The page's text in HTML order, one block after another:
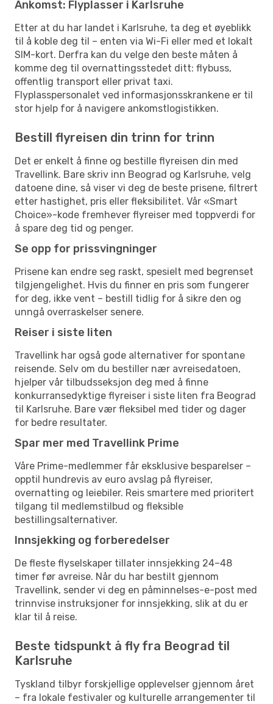
Ankomst: Flyplasser i Karlsruhe
Etter at du har landet i Karlsruhe, ta deg et øyeblikk
til å koble deg til – enten via Wi-Fi eller med et lokalt
SIM-kort. Derfra kan du velge den beste måten å
komme deg til overnattingsstedet ditt: flybuss,
offentlig transport eller privat taxi.
Flyplasspersonalet ved informasjonsskrankene er til
stor hjelp for å navigere ankomstlogistikken.
Bestill flyreisen din trinn for trinn
Det er enkelt å finne og bestille flyreisen din med
Travellink. Bare skriv inn Beograd og Karlsruhe, velg
datoene dine, så viser vi deg de beste prisene, filtrert
etter hastighet, pris eller fleksibilitet. Vår «Smart
Choice»-kode fremhever flyreiser med toppverdi for
å spare deg tid og penger.
Se opp for prissvingninger
Prisene kan endre seg raskt, spesielt med begrenset
tilgjengelighet. Hvis du finner en pris som fungerer
for deg, ikke vent – bestill tidlig for å sikre den og
unngå overraskelser senere.
Reiser i siste liten
Travellink har også gode alternativer for spontane
reisende. Selv om du bestiller nær avreisedatoen,
hjelper vår tilbudsseksjon deg med å finne
konkurransedyktige flyreiser i siste liten fra Beograd
til Karlsruhe. Bare vær fleksibel med tider og dager
for bedre resultater.
Spar mer med Travellink Prime
Våre Prime-medlemmer får eksklusive besparelser –
opptil hundrevis av euro avslag på flyreiser,
overnatting og leiebiler. Reis smartere med prioritert
tilgang til medlemstilbud og fleksible
bestillingsalternativer.
Innsjekking og forberedelser
De fleste flyselskaper tillater innsjekking 24–48
timer før avreise. Når du har bestilt gjennom
Travellink, sender vi deg en påminnelses-e-post med
trinnvise instruksjoner for innsjekking, slik at du er
klar til å reise.
Beste tidspunkt å fly fra Beograd til
Karlsruhe
Tyskland tilbyr forskjellige opplevelser gjennom året
– fra lokale festivaler og kulturelle arrangementer til